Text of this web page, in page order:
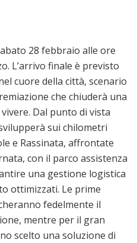
28 febbraio alle ore
L’arrivo finale è previsto
cuore della città, scenario
che chiuderà una
Dal punto di vista
sui chilometri
e Rassinata, affrontate
con il parco assistenza
una gestione logistica
ottimizzati. Le prime
fedelmente il
mentre per il gran
scelto una soluzione di